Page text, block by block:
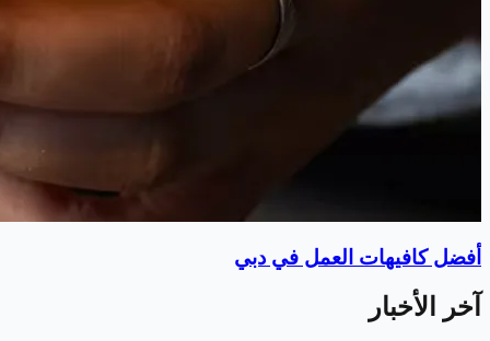
أفضل كافيهات العمل في دبي
آخر الأخبار